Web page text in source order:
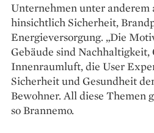
Unternehmen unter anderem
hinsichtlich Sicherheit,
Energieversorgung. „Die
Gebäude sind
Innenraumluft, die User
Sicherheit und Gesundheit
Bewohner. All diese Themen
so Brannemo.